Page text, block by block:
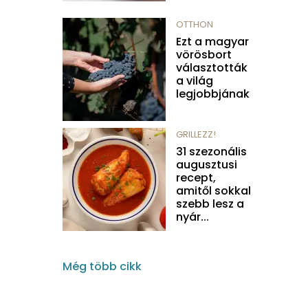
OTTHON
Ezt a magyar
vörösbort
választották
a világ
legjobbjának
GRILLEZZ!
31 szezonális
augusztusi
recept,
amitől sokkal
szebb lesz a
nyár...
Még több cikk